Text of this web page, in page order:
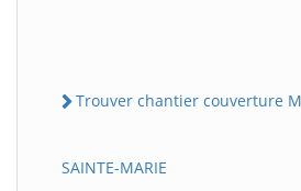
Trouver chantier couverture
SAINTE-MARIE